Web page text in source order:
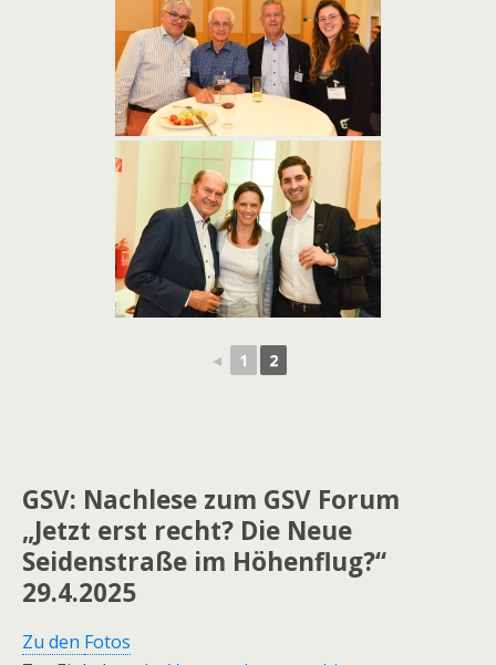
◄ 1 2
GSV: Nachlese zum GSV Forum
„Jetzt erst recht? Die Neue
Seidenstraße im Höhenflug?“
29.4.2025
Zu den Fotos